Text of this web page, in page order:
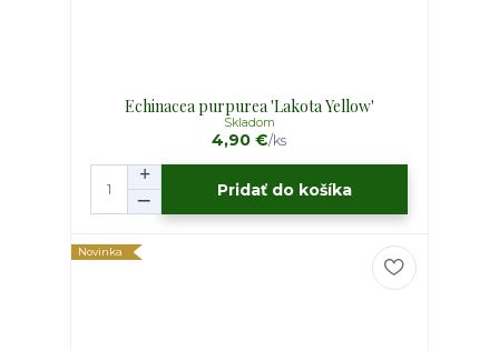
Echinacea purpurea 'Lakota Yellow'
4,90 €/ks
Skladom
Pridať do košíka
Novinka